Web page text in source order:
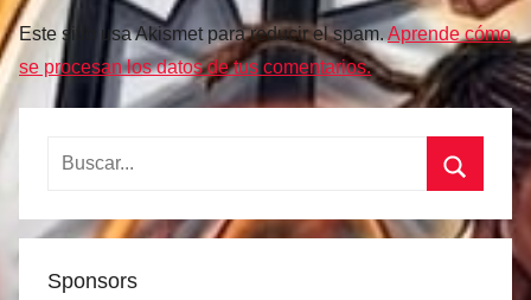
Este sitio usa Akismet para reducir el spam. Aprende cómo
se procesan los datos de tus comentarios.
Buscar:
Sponsors